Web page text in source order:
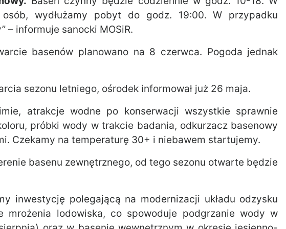
wydłużamy pobyt do godz. 19:00. W przypadku
– informuje sanocki MOSiR.
basenów planowano na 8 czerwca. Pogoda jednak
sezonu letniego, ośrodek informował już 26 maja.
atrakcje wodne po konserwacji wszystkie sprawnie
próbki wody w trakcie badania, odkurzacz basenowy
Czekamy na temperaturę 30+ i niebawem startujemy.
basenu zewnętrznego, od tego sezonu otwarte będzie
inwestycję polegającą na modernizacji układu odzysku
mrożenia lodowiska, co spowoduje podgrzanie wody w